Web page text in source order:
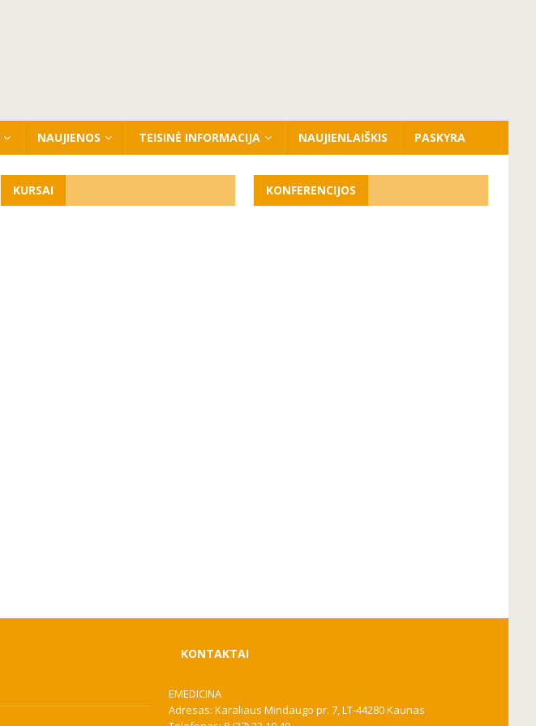
NAUJIENOS TEISINĖ INFORMACIJA NAUJIENLAIŠKIS PASKYRA
KURSAI KONFERENCIJOS
KONTAKTAI
EMEDICINA
Adresas: Karaliaus Mindaugo pr. 7, LT-44280 Kaunas